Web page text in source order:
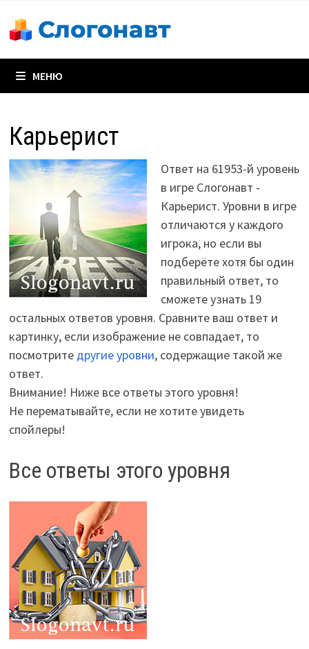
содержимому
МЕНЮ
Карьерист
Ответ на 61953-й уровень
в игре Слогонавт -
Карьерист. Уровни в игре
отличаются у каждого
игрока, но если вы
подберёте хотя бы один
правильный ответ, то
сможете узнать 19
остальных ответов уровня. Сравните ваш ответ и
картинку, если изображение не совпадает, то
посмотрите другие уровни, содержащие такой же
ответ.
Внимание! Ниже все ответы этого уровня!
Не перематывайте, если не хотите увидеть
спойлеры!
Все ответы этого уровня